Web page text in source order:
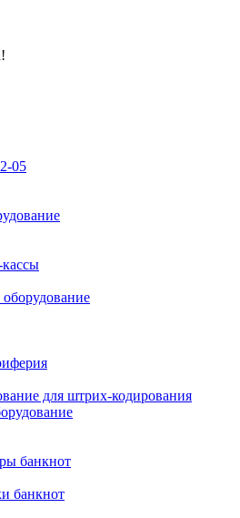
05
для штрих-кодирования
банкнот
банкнот